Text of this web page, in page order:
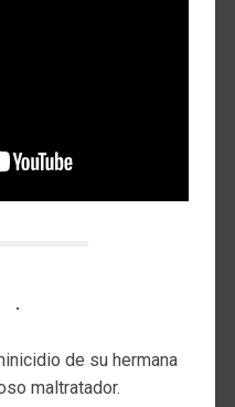
de su hermana
maltratador.